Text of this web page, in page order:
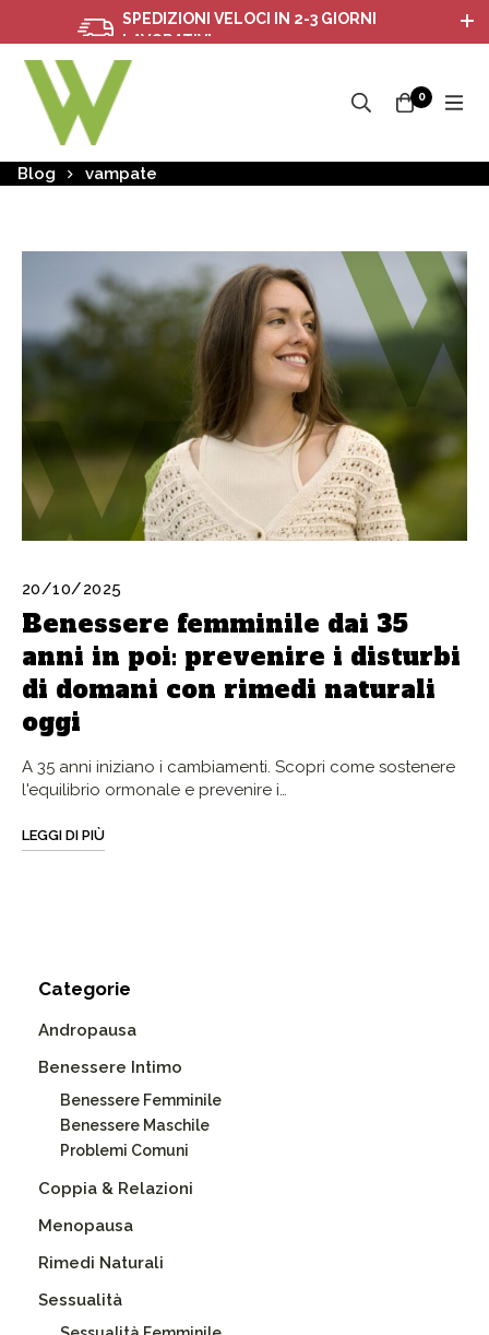
SPEDIZIONI VELOCI IN 2-3 GIORNI
LAVORATIVI
0
Blog vampate
20/10/2025
Benessere femminile dai 35
anni in poi: prevenire i disturbi
di domani con rimedi naturali
oggi
A 35 anni iniziano i cambiamenti. Scopri come sostenere
l'equilibrio ormonale e prevenire i…
LEGGI DI PIÙ
Categorie
Andropausa
Benessere Intimo
Benessere Femminile
Benessere Maschile
Problemi Comuni
Coppia & Relazioni
Menopausa
Rimedi Naturali
Sessualità